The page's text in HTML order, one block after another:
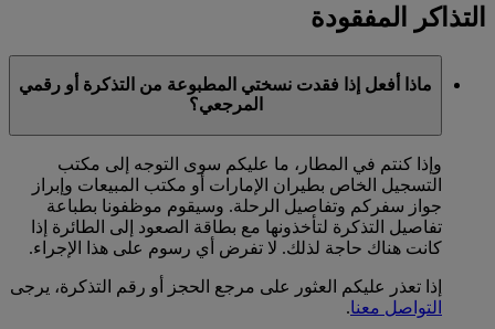
التذاكر المفقودة
ماذا أفعل إذا فقدت نسختي المطبوعة من التذكرة أو رقمي
المرجعي؟
وإذا كنتم في المطار، ما عليكم سوى التوجه إلى مكتب
التسجيل الخاص بطيران الإمارات أو مكتب المبيعات وإبراز
جواز سفركم وتفاصيل الرحلة. وسيقوم موظفونا بطباعة
تفاصيل التذكرة لتأخذونها مع بطاقة الصعود إلى الطائرة إذا
كانت هناك حاجة لذلك. لا تفرض أي رسوم على هذا الإجراء.
إذا تعذر عليكم العثور على مرجع الحجز أو رقم التذكرة، يرجى
التواصل معنا.